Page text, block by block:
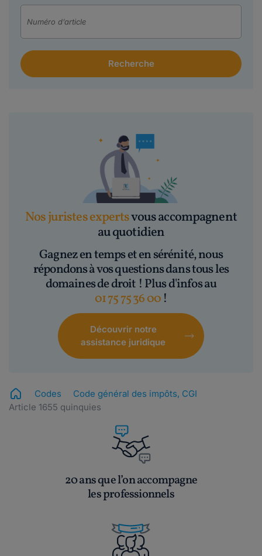
Nos juristes expertsvous accompagnent
au quotidien
Gagnez en temps et en sérénité, nous
répondons à vos questions dans tous les
domaines de droit ! Plus d'infos au
01 75 75 36 00 !
Découvrir notre
assistance juridique
Codes
Code général des impôts, CGI
Article 1655 quinquies
20 ans que l’on accompagne
les professionnels